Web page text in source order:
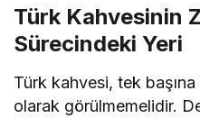
Türk Kahvesinin
Sürecindeki Yeri
Türk kahvesi, tek
olarak görülmemelidir.